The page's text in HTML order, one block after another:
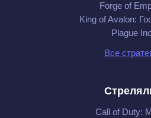
Forge of
King of Avalon:
Plague
Все
Call of Duty: